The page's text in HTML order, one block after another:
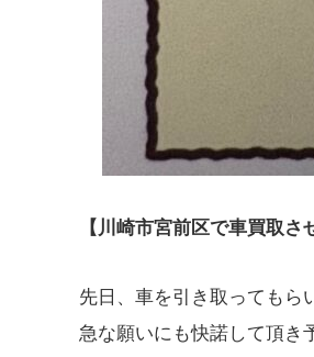
【川崎市宮前区で車買取
先日、車を引き取ってもら
急な願いにも快諾して頂き